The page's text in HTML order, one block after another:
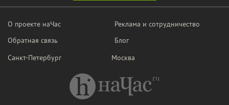
О проекте наЧас
Обратная связь
Реклама и сотрудничество
Блог
Санкт-Петербург
Москва